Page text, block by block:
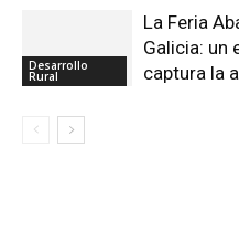
Desarrollo
Rural
La Feria
Galicia: un
captura la